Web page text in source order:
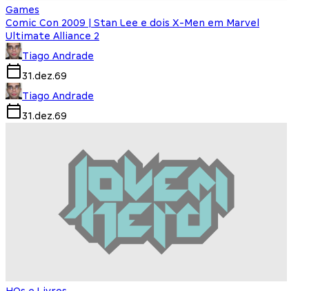
Games
Comic Con 2009 | Stan Lee e dois X-Men em Marvel
Ultimate Alliance 2
Tiago Andrade
31.dez.69
Tiago Andrade
31.dez.69